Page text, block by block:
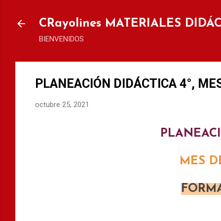
CRayolines MATERIALES
BIENVENIDOS
PLANEACIÓN DIDÁCTICA 4°,
octubre 25, 2021
MES